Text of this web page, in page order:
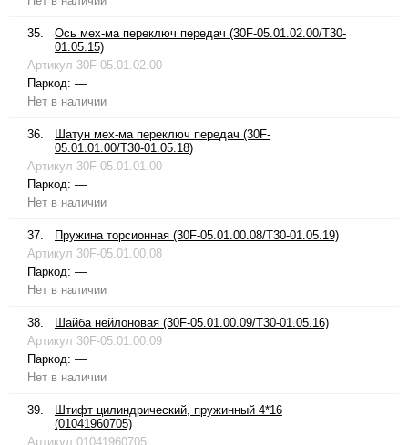
35.
Ось мех-ма переключ передач (30F-05.01.02.00/T30-
01.05.15)
Артикул 30F-05.01.02.00
Паркод: —
Нет в наличии
36.
Шатун мех-ма переключ передач (30F-
05.01.01.00/T30-01.05.18)
Артикул 30F-05.01.01.00
Паркод: —
Нет в наличии
37.
Пружина торсионная (30F-05.01.00.08/T30-01.05.19)
Артикул 30F-05.01.00.08
Паркод: —
Нет в наличии
38.
Шайба нейлоновая (30F-05.01.00.09/T30-01.05.16)
Артикул 30F-05.01.00.09
Паркод: —
Нет в наличии
39.
Штифт цилиндрический, пружинный 4*16
(01041960705)
Артикул 01041960705